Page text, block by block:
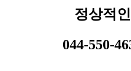
정상적
044-550-